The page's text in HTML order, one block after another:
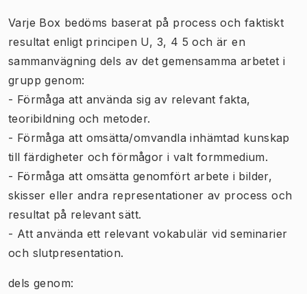
Varje Box bedöms baserat på process och faktiskt
resultat enligt principen U, 3, 4 5 och är en
sammanvägning dels av det gemensamma arbetet i
grupp genom:
- Förmåga att använda sig av relevant fakta,
teoribildning och metoder.
- Förmåga att omsätta/omvandla inhämtad kunskap
till färdigheter och förmågor i valt formmedium.
- Förmåga att omsätta genomfört arbete i bilder,
skisser eller andra representationer av process och
resultat på relevant sätt.
- Att använda ett relevant vokabulär vid seminarier
och slutpresentation.
dels genom: